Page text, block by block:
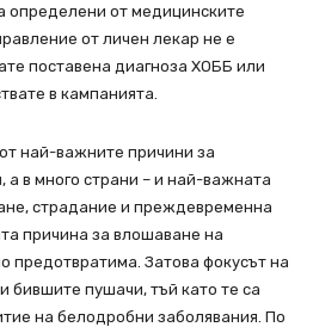
определени от медицинските
от личен лекар не е
поставена диагноза ХОББ или
в кампанията.
най-важните причини за
а в много страни – и най-важната
страдание и преждевременна
причина за влошаване на
предотвратима. Затова фокусът на
бившите пушачи, тъй като те са
на белодробни заболявания. По